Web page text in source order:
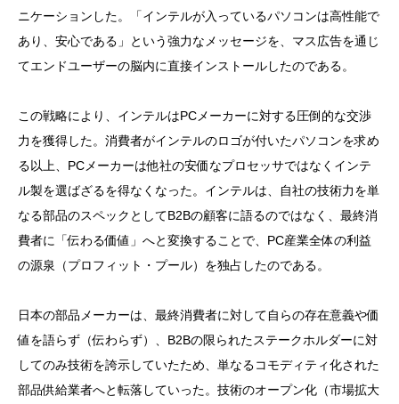
ニケーションした。「インテルが入っているパソコンは高性能で
あり、安心である」という強力なメッセージを、マス広告を通じ
てエンドユーザーの脳内に直接インストールしたのである。
この戦略により、インテルはPCメーカーに対する圧倒的な交渉
力を獲得した。消費者がインテルのロゴが付いたパソコンを求め
る以上、PCメーカーは他社の安価なプロセッサではなくインテ
ル製を選ばざるを得なくなった。インテルは、自社の技術力を単
なる部品のスペックとしてB2Bの顧客に語るのではなく、最終消
費者に「伝わる価値」へと変換することで、PC産業全体の利益
の源泉（プロフィット・プール）を独占したのである。
日本の部品メーカーは、最終消費者に対して自らの存在意義や価
値を語らず（伝わらず）、B2Bの限られたステークホルダーに対
してのみ技術を誇示していたため、単なるコモディティ化された
部品供給業者へと転落していった。技術のオープン化（市場拡大